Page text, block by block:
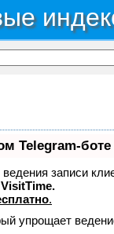
Telegram-боте
записи
.
упрощает